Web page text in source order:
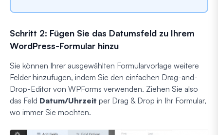
Schritt 2: Fügen Sie das Datumsfeld zu Ihrem
WordPress-Formular hinzu
Sie können Ihrer ausgewählten Formularvorlage weitere
Felder hinzufügen, indem Sie den einfachen Drag-and-
Drop-Editor von WPForms verwenden. Ziehen Sie also
das Feld Datum/Uhrzeit per Drag & Drop in Ihr Formular,
wo immer Sie möchten.